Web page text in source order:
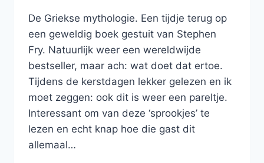
De Griekse mythologie. Een tijdje terug op
een geweldig boek gestuit van Stephen
Fry. Natuurlijk weer een wereldwijde
bestseller, maar ach: wat doet dat ertoe.
Tijdens de kerstdagen lekker gelezen en ik
moet zeggen: ook dit is weer een pareltje.
Interessant om van deze ‘sprookjes’ te
lezen en echt knap hoe die gast dit
allemaal…